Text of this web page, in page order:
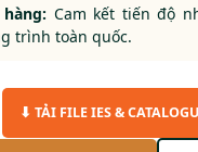
Cam kết tiến độ
trình toàn quốc.
⬇ TẢI FILE IES &